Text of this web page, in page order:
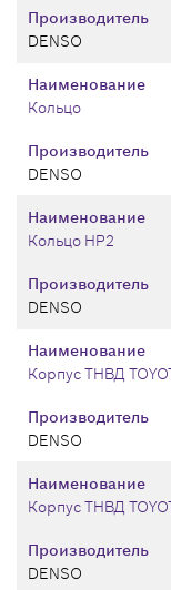
Производитель
DENSO
Производитель
DENSO
Наименование
Кольцо
Производитель
DENSO
Наименование
Кольцо HP2
Производитель
DENSO
Наименование
Корпус ТНВД
Производитель
DENSO
Наименование
Корпус ТНВД